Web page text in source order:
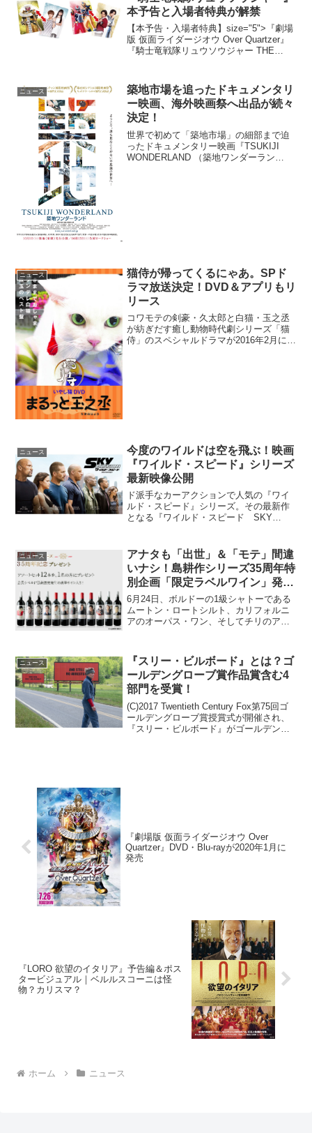
本予告と入場者特典が解禁
【本予告・入場者特典】size="5">『劇場
版 仮面ライダージオウ Over Quartzer』
『騎士竜戦隊リュウソウジャー THE
初の「仮...
ニュース
築地市場を追ったドキュメンタリ
ー映画、海外映画祭へ出品が続々
決定！
世界で初めて「築地市場」の細部まで迫
ったドキュメンタリー映画『TSUKIJI
WONDERLAND （築地ワンダーラン
ニュース
猫侍が帰ってくるにゃあ。SPド
ラマ放送決定！DVD＆アプリもリ
リース
コワモテの剣豪・久太郎と白猫・玉之丞
が紡ぎだす癒し動物時代劇シリーズ「猫
侍」のスペシャルドラマが2016年2月に放
ニュース
今度のワイルドは空を飛ぶ！映画
『ワイルド・スピード』シリーズ
最新映像公開
ド派手なカーアクションで人気の『ワイ
ルド・スピード』シリーズ。その最新作
となる『ワイルド・スピード SKY
に上回る、強烈なアクションを楽しむこ
とができる。『ワイ...
ニュース
アナタも「出世」＆「モテ」間違
いナシ！島耕作シリーズ35周年特
別企画「限定ラベルワイン」発
表！
6月24日、ボルドーの1級シャトーである
ムートン・ロートシルト、カリフォルニ
アのオーパス・ワン、そしてチリのアル
る、カリスマ醸造家のパスカル・マーテ
ィ氏の来日...
ニュース
『スリー・ビルボード』とは？ゴ
ールデングローブ賞作品賞含む4
部門を受賞！
(C)2017 Twentieth Century Fox第75回ゴ
ールデングローブ賞授賞式が開催され、
『スリー・ビルボード』がゴールデング
『劇場版 仮面ライダージオウ Over
Quartzer』DVD・Blu-rayが2020年1月に
発売
『LORO 欲望のイタリア』予告編＆ポス
タービジュアル｜ベルルスコーニは怪
物？カリスマ？
ホーム ニュース